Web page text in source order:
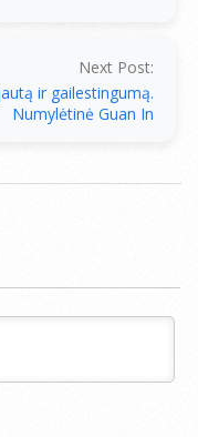
Next Post:
ir gailestingumą.
Numylėtinė Guan In